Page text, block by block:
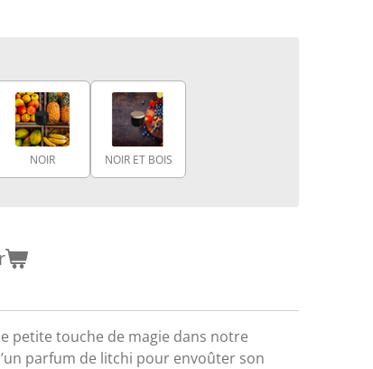
NOIR NOIR ET BOIS
petite touche de magie dans notre
parfum de litchi pour envoûter son